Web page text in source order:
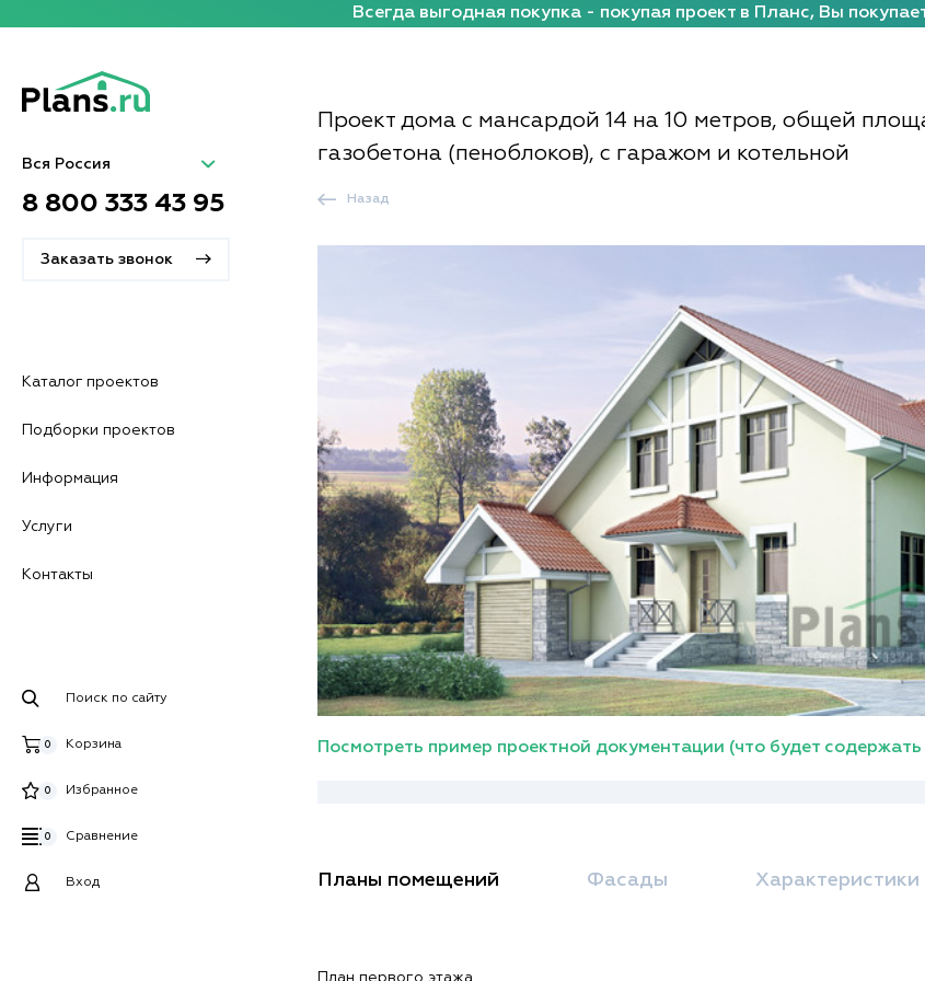
Всегда выгодная покупка - покупая проект в Планс, Вы
Вся Россия
8 800 333 43 95
Заказать звонок
Каталог проектов
Подборки проектов
Информация
Услуги
Контакты
Поиск по сайту
Корзина
0
Избранное
0
Сравнение
0
Вход
Проект дома с мансардой 14 на 10 метров, общей
газобетона (пеноблоков), с гаражом и котельной
Назад
Посмотреть пример проектной документации (что будет содержать
Планы помещений Фасады Характеристики
План первого этажа